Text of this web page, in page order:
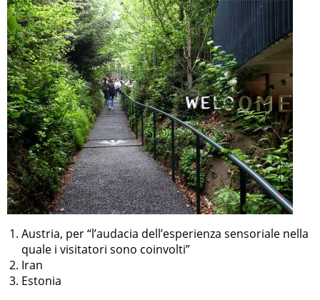
Austria, per “l’audacia dell’esperienza sensoriale nella
quale i visitatori sono coinvolti”
Iran
Estonia